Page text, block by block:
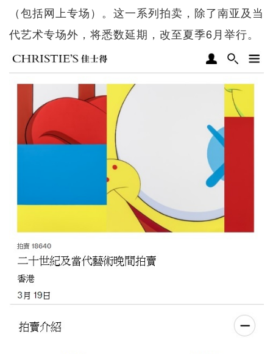
（包括网上专场）。这一系列拍卖，除了南亚及当
代艺术专场外，将悉数延期，改至夏季6月举行。